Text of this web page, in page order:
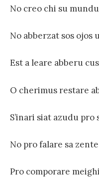
No creo chi su
No abberzat sos ojos
Est a leare abberu
O cherimus restare
S’inari siat azudu pro
No pro falare sa
Pro comporare